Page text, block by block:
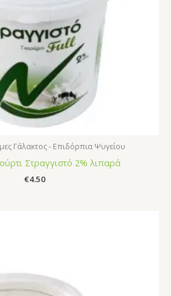
Γάλακτος - Επιδόρπια Ψυγείου
Στραγγιστό 2% λιπαρά
€4.50